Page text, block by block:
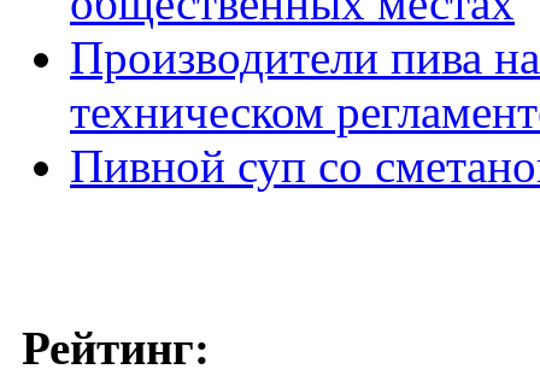
Производители пива
техническом
Пивной суп со
Рейтинг: